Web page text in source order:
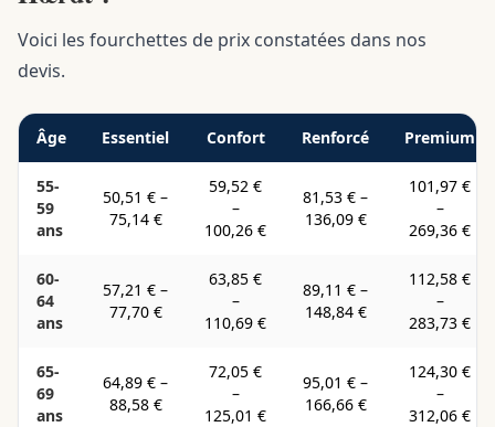
Voici les fourchettes de prix constatées dans nos
devis.
Âge Essentiel Confort Renforcé Premium
55-
59
ans
50,51 € –
75,14 €
59,52 €
–
100,26 €
81,53 € –
136,09 €
101,97 €
–
269,36 €
60-
64
ans
57,21 € –
77,70 €
63,85 €
–
110,69 €
89,11 € –
148,84 €
112,58 €
–
283,73 €
65-
69
ans
64,89 € –
88,58 €
72,05 €
–
125,01 €
95,01 € –
166,66 €
124,30 €
–
312,06 €